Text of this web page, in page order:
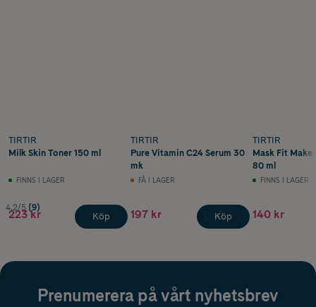
TIRTIR
Milk Skin Toner 150 ml
FINNS I LAGER
4.2/5 (9)
223 kr Köp
TIRTIR
Pure Vitamin C24 Serum 30
mk
FÅ I LAGER
197 kr Köp
TIRTIR
Mask Fit Make
80 ml
FINNS I LAGER
140 kr
Prenumerera på vårt nyhetsbrev